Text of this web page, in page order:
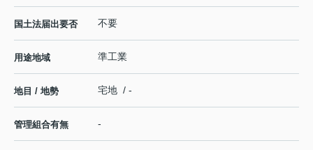
国土法届出要否 不要
用途地域 準工業
地目 / 地勢 宅地 / -
管理組合有無 -